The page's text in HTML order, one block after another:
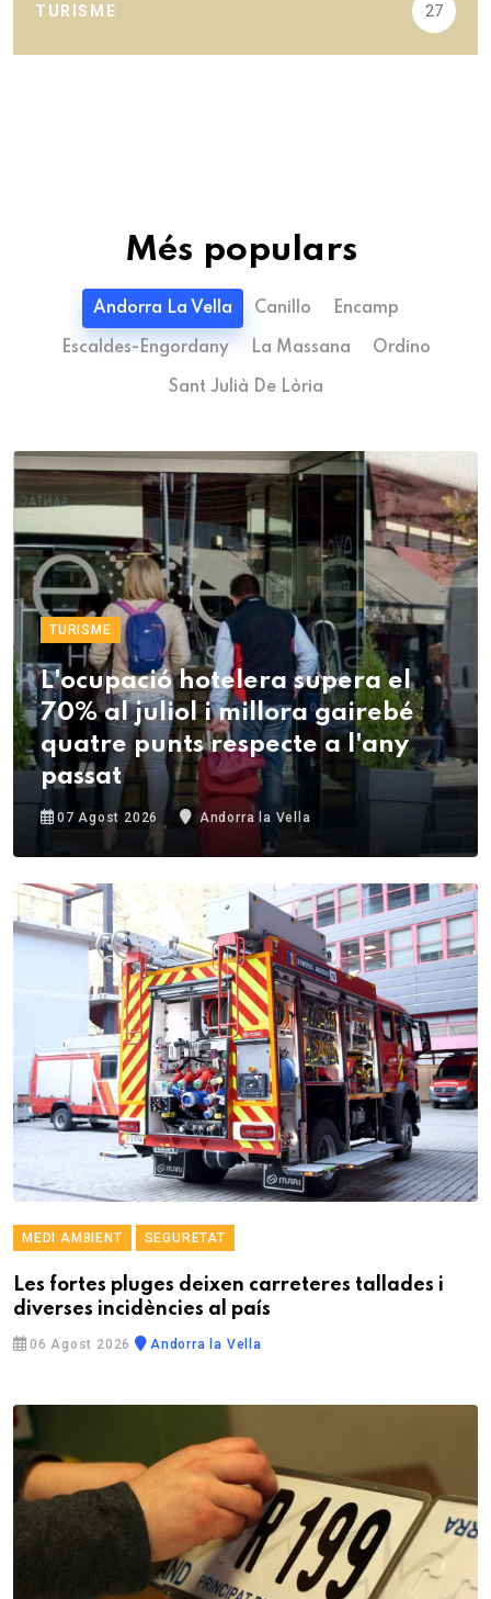
TURISME 27
Més populars
Andorra La Vella Canillo Encamp
Escaldes-Engordany La Massana Ordino
Sant Julià De Lòria
TURISME
L'ocupació hotelera supera el
70% al juliol i millora gairebé
quatre punts respecte a l'any
passat
07 Agost 2026 Andorra la Vella
MEDI AMBIENT SEGURETAT
Les fortes pluges deixen carreteres tallades i
diverses incidències al país
06 Agost 2026 Andorra la Vella